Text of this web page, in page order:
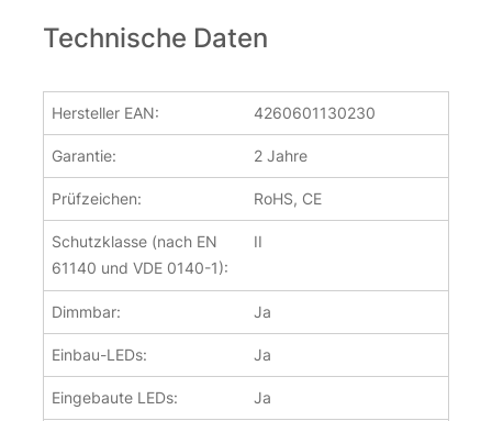
Technische Daten
Hersteller EAN: 4260601130230
Garantie: 2 Jahre
Prüfzeichen: RoHS, CE
Schutzklasse (nach EN
61140 und VDE 0140-1):
II
Dimmbar: Ja
Einbau-LEDs: Ja
Eingebaute LEDs: Ja